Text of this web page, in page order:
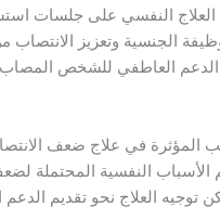
العلاج النفسي على جلسات
الجنسية وتعزيز
العاطفي للشخص المصاب
المؤثرة في علاج ضعف
الأسباب النفسية المحتملة
توجيه العلاج نحو تقديم